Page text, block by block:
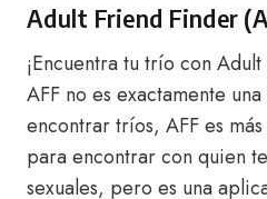
Adult Friend Finder
¡Encuentra tu trío con
AFF no es exactamente
encontrar tríos, AFF es
para encontrar con quien
sexuales, pero es una